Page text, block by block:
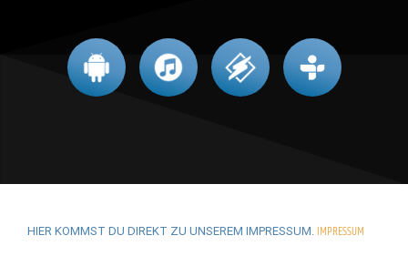
HIER KOMMST DU DIREKT ZU UNSEREM IMPRESSUM. IMPRESSUM